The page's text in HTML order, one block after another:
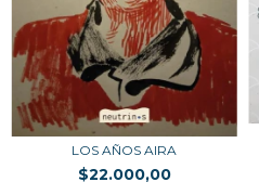
LOS AÑOS AIRA
$22.000,00